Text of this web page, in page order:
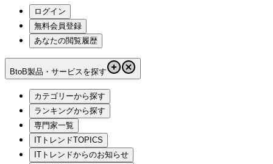
ログイン
無料会員登録
あなたの閲覧履歴
BtoB製品・サービスを探す
カテゴリーから探す
ランキングから探す
専門家一覧
ITトレンドTOPICS
ITトレンドからのお知らせ